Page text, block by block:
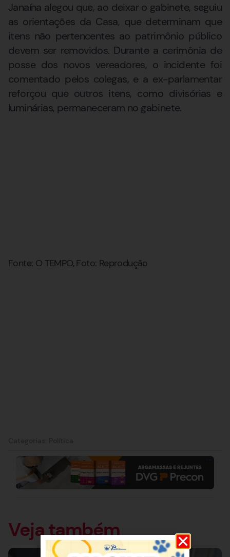
Janaína alegou que, ao deixar o gabinete, seguiu
as orientações da Casa, que determinam que
itens não pertencentes ao patrimônio público
devem ser removidos. Durante a cerimônia de
posse dos novos vereadores, o incidente foi
comentado pelos colegas, e a ex-parlamentar
reforçou que outros itens, como divisórias e
luminárias, permaneceram no gabinete.
Fonte: O TEMPO, Foto: Reprodução
Veja também